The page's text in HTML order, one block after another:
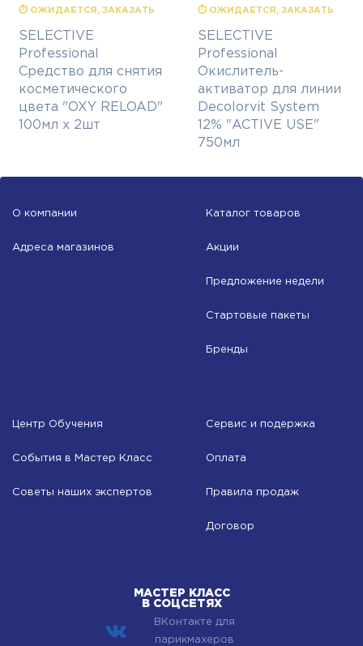
⏱ ОЖИДАЕТСЯ, ЗАКАЗАТЬ
SELECTIVE
Professional
Средство для снятия
косметического
цвета "OXY RELOAD"
100мл х 2шт
⏱ ОЖИДАЕТСЯ, ЗАКАЗАТЬ
SELECTIVE
Professional
Окислитель-
активатор для линии
Decolorvit System
12% "ACTIVE USE"
750мл
О компании
Адреса магазинов
Каталог товаров
Акции
Предложение недели
Стартовые пакеты
Бренды
Центр Обучения
События в Мастер Класс
Советы наших экспертов
Сервис и подержка
Оплата
Правила продаж
Договор
МАСТЕР КЛАСС
В СОЦСЕТЯХ
ВКонтакте для
парикмахеров